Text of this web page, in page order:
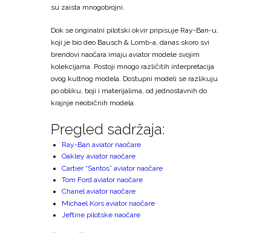
su zaista mnogobrojni.
Dok se originalni pilotski okvir pripisuje Ray-Ban-u,
koji je bio deo Bausch & Lomb-a, danas skoro svi
brendovi naočara imaju aviator modele svojim
kolekcijama. Postoji mnogo različitih interpretacija
ovog kultnog modela. Dostupni modeli se razlikuju
po obliku, boji i materijalima, od jednostavnih do
krajnje neobičnih modela.
Pregled sadržaja:
Ray-Ban aviator naočare
Oakley aviator naočare
Cartier “Santos” aviator naočare
Tom Ford aviator naočare
Chanel aviator naočare
Michael Kors aviator naočare
Jeftine pilotske naočare